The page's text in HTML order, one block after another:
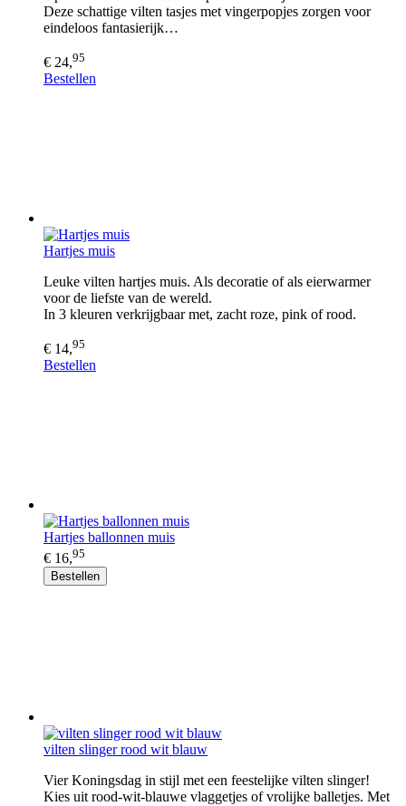
Deze schattige vilten tasjes met vingerpopjes zorgen voor
eindeloos fantasierijk…
€ 24,95
Bestellen
Hartjes muis
Leuke vilten hartjes muis. Als decoratie of als eierwarmer
voor de liefste van de wereld.
In 3 kleuren verkrijgbaar met, zacht roze, pink of rood.
€ 14,95
Bestellen
Hartjes ballonnen muis
€ 16,95
Bestellen
vilten slinger rood wit blauw
Vier Koningsdag in stijl met een feestelijke vilten slinger!
Kies uit rood-wit-blauwe vlaggetjes of vrolijke balletjes. Met